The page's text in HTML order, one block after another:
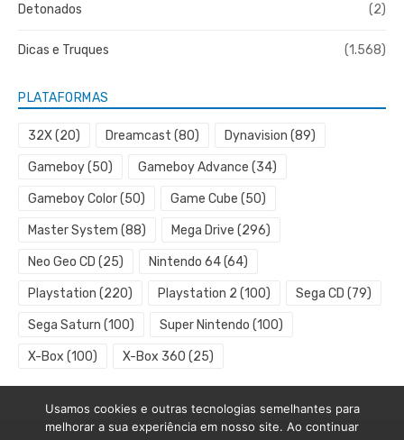
Detonados (2)
Dicas e Truques (1.568)
PLATAFORMAS
32X(20) Dreamcast (80) Dynavision (89)
Gameboy(50) Gameboy Advance (34)
Gameboy Color(50) Game Cube (50)
Master System (88) Mega Drive (296)
Neo Geo CD (25) Nintendo 64(64)
Playstation (220) Playstation 2 (100) Sega CD (79)
Sega Saturn (100) Super Nintendo (100)
X-Box (100) X-Box 360 (25)
Usamos cookies e outras tecnologias semelhantes para
melhorar a sua experiência em nosso site. Ao continuar